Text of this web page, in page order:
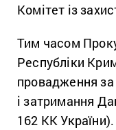
Комітет із
Тим часом
Республіки
провадження
і затримання
162 КК України).